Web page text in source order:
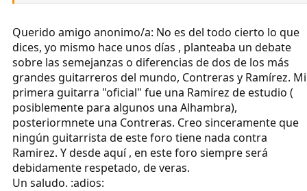
Querido amigo anonimo/a: No es del todo cierto lo que
dices, yo mismo hace unos días , planteaba un debate
sobre las semejanzas o diferencias de dos de los más
grandes guitarreros del mundo, Contreras y Ramírez. Mi
primera guitarra "oficial" fue una Ramirez de estudio (
posiblemente para algunos una Alhambra),
posteriormnete una Contreras. Creo sinceramente que
ningún guitarrista de este foro tiene nada contra
Ramirez. Y desde aquí , en este foro siempre será
debidamente respetado, de veras.
Un saludo. :adios: